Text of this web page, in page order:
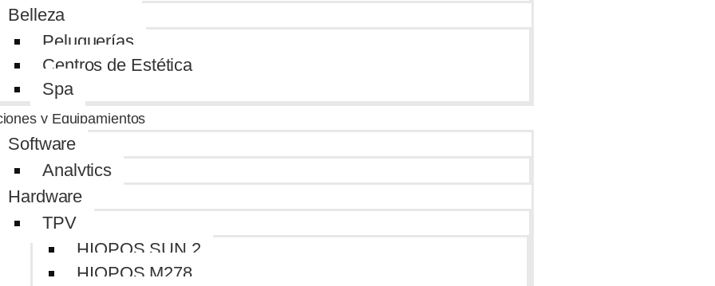
Belleza
Peluquerías
Centros de Estética
Spa
y Equipamientos
Software
Analytics
Hardware
TPV
HIOPOS SUN 2
HIOPOS M278